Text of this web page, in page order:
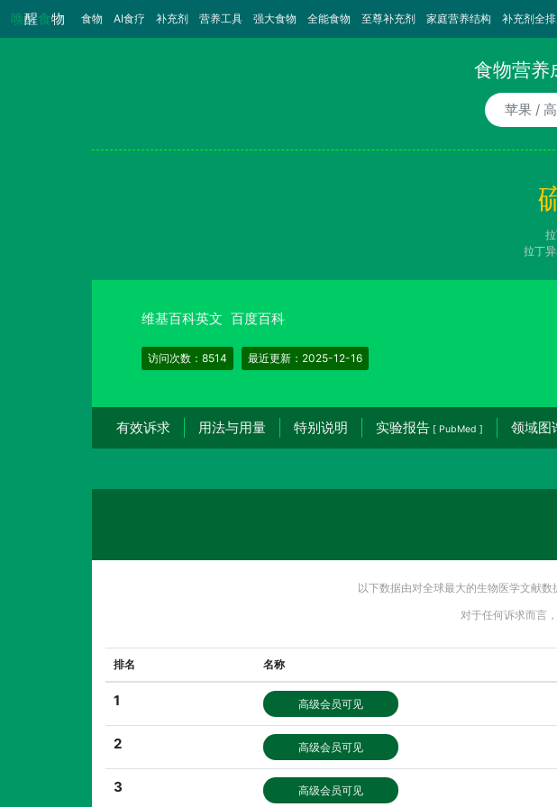
唤醒食物 食物 （当前）
AI食疗 补充剂 营养工具 强大食物 全能食物 至尊补充剂 家庭营养结构 补充剂全
食物营养
食物/AI食疗诉求/补充剂名称
拉丁
维基百科英文 百度百科
访问次数：8514 最近更新：2025-12-16
有效诉求 用法与用量 特别说明 实验报告 [ PubMed ] 领域图
以下数据由对全球最大的生物医学文献
对于任何诉求而言
排名 名称
1 高级会员可见
2 高级会员可见
3 高级会员可见